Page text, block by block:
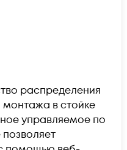
распределения
монтажа в стойке
управляемое по